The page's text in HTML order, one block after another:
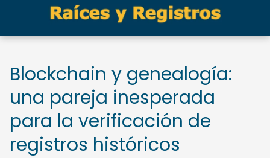
Blockchain y genealogía:
una pareja inesperada
para la verificación de
registros históricos